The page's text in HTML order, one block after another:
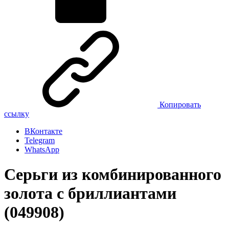
Копировать
ссылку
ВКонтакте
Telegram
WhatsApp
Серьги из комбинированного
золота с бриллиантами
(049908)